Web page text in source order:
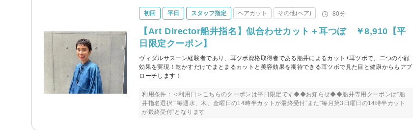
初回 平日 スタッフ指定 ヘアカット その他(ヘア) 80分
【Art Director船井指名】似合わせカット＋耳つぼ ￥8,910【平
日限定クーポン】
ヴィダルサスーン経験者であり、耳ツボ資格取得者である船井によるカット+耳ツボで、二つの小顔
効果を実現！乾かすだけでまとまるカットと美容効果を期待できる耳ツボで見た目と健康からもアプ
ローチします！
利用条件：＜利用日＞こちらのクーポンは平日限定です◆◆お知らせ◆◆船井専用クーポンは”船
井指名選択””毎週水、木、金曜日の14時半カットが最終受付”また”毎月第3日曜日の14時半カット
が最終受付”となります